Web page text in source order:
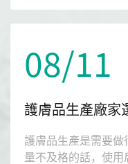
08/11
護膚品生產廠家
護膚品生產是需要
量不及格的話，使